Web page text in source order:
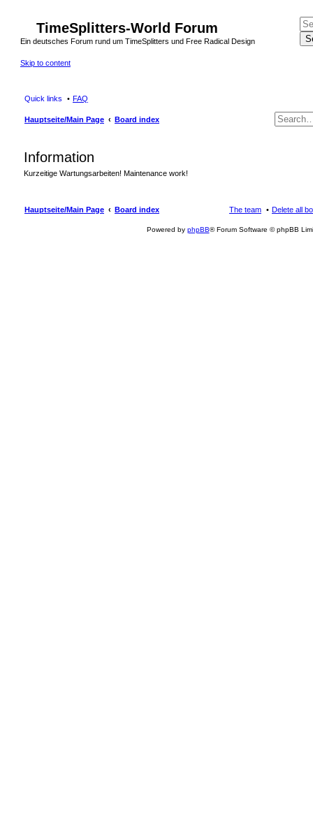
TimeSplitters-World Forum
Ein deutsches Forum rund um TimeSplitters und Free Radical Design
Skip to content
Quick links FAQ
Hauptseite/Main Page Board index
Information
Kurzeitige Wartungsarbeiten! Maintenance work!
Hauptseite/Main Page Board index Delete all
The team
Powered by phpBB® Forum Software © phpBB